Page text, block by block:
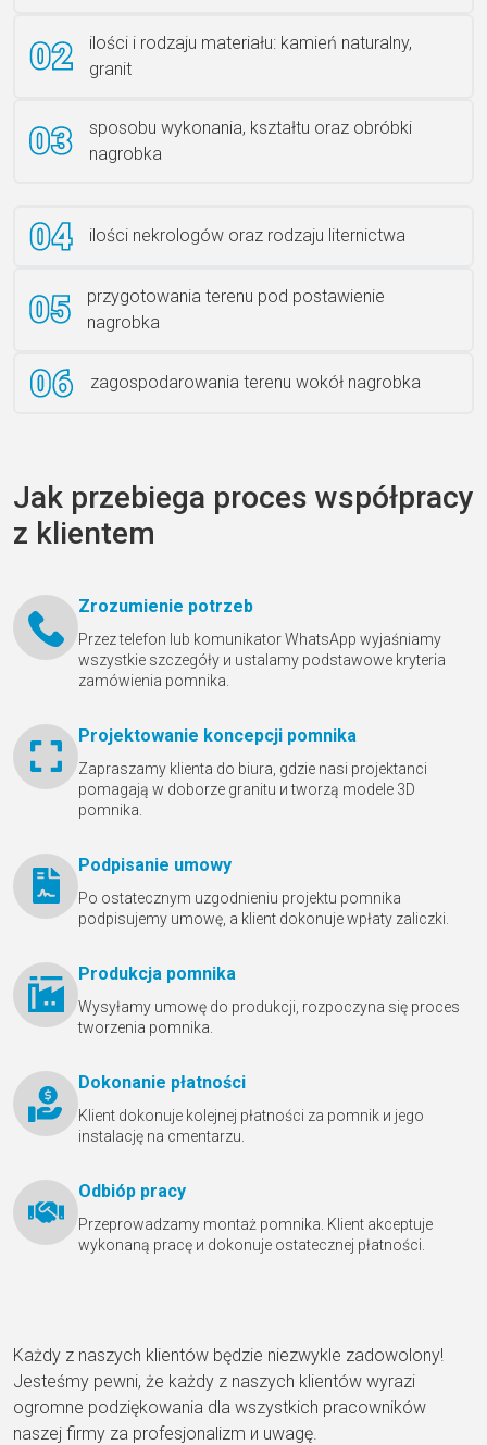
Ławka granitowa LG 12
ilości i rodzaju materiału: kamień naturalny,
granit
sposobu wykonania, kształtu oraz obróbki
nagrobka
ilości nekrologów oraz rodzaju liternictwa
przygotowania terenu pod postawienie
nagrobka
zagospodarowania terenu wokół nagrobka
Jak przebiega proces współpracy
z klientem
Zrozumienie potrzeb
Przez telefon lub komunikator WhatsApp wyjaśniamy
wszystkie szczegóły и ustalamy podstawowe kryteria
zamówienia pomnika.
Projektowanie koncepcji pomnika
Zapraszamy klienta do biura, gdzie nasi projektanci
pomagają w doborze granitu и tworzą modele 3D
pomnika.
Podpisanie umowy
Po ostatecznym uzgodnieniu projektu pomnika
podpisujemy umowę, a klient dokonuje wpłaty zaliczki.
Produkcja pomnika
Wysyłamy umowę do produkcji, rozpoczyna się proces
tworzenia pomnika.
Dokonanie płatności
Klient dokonuje kolejnej płatności za pomnik и jego
instalację na cmentarzu.
Odbióр pracy
Przeprowadzamy montaż pomnika. Klient akceptuje
wykonaną pracę и dokonuje ostatecznej płatności.
Każdy z naszych klientów będzie niezwykle zadowolony!
Jesteśmy pewni, że każdy z naszych klientów wyrazi
ogromne podziękowania dla wszystkich pracowników
naszej firmy za profesjonalizm и uwagę.